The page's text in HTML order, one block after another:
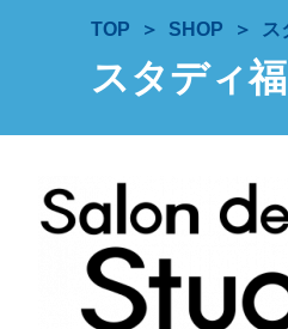
TOP SHOP ス
スタディ